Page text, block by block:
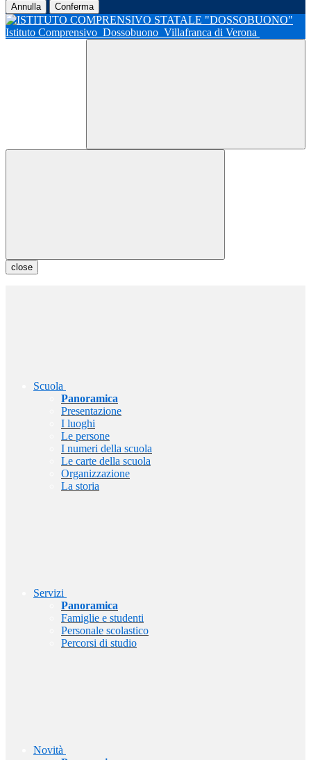
Annulla Conferma
Istituto Comprensivo Dossobuono Villafranca di Verona
close
Scuola
Panoramica
Presentazione
I luoghi
Le persone
I numeri della scuola
Le carte della scuola
Organizzazione
La storia
Servizi
Panoramica
Famiglie e studenti
Personale scolastico
Percorsi di studio
Novità